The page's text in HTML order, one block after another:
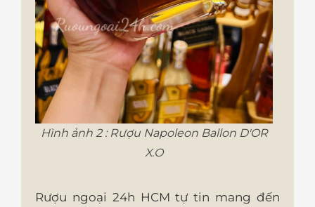
Hình ảnh 2 : Rượu Napoleon Ballon D'OR
X.O
Rượu ngoại 24h HCM tự tin mang đến